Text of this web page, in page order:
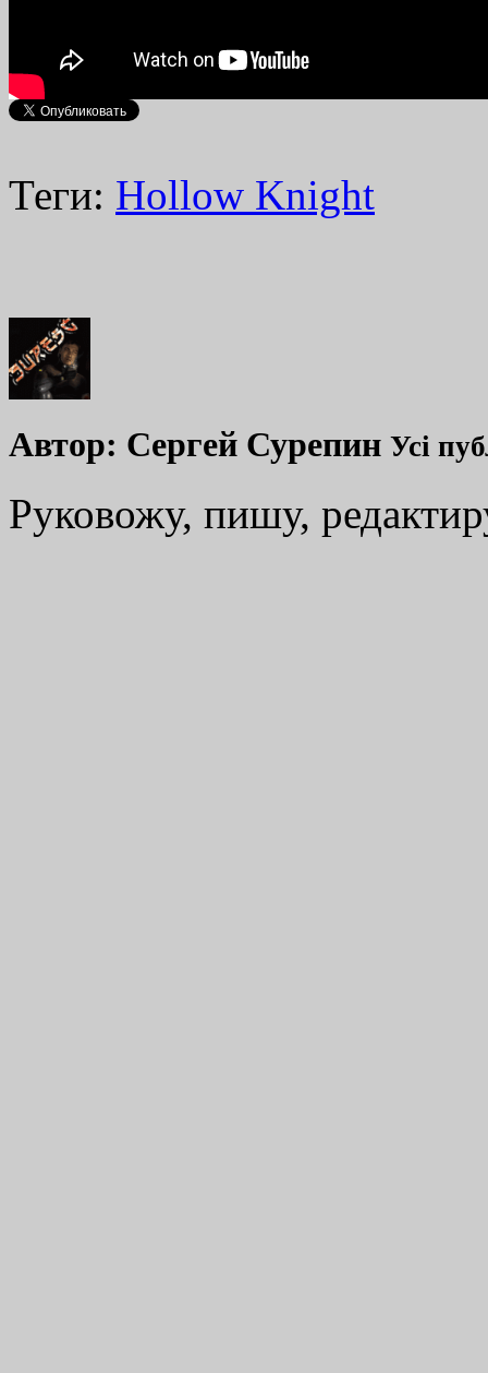
Теги: Hollow Knight
Автор: Сергей Сурепин Усі
Руковожу, пишу,